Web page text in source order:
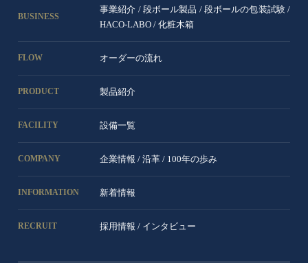
BUSINESS
事業紹介 / 段ボール製品 / 段ボールの包装試験/
HACO-LABO / 化粧木箱
FLOW オーダーの流れ
PRODUCT 製品紹介
FACILITY 設備一覧
COMPANY 企業情報 / 沿革 / 100年の歩み
INFORMATION 新着情報
RECRUIT 採用情報 / インタビュー